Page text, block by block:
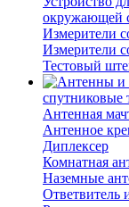
окружающей
Измерители
Измерители
Тестовый
спутниковые
Антенная
Антенное
Диплексер
Комнатная
Наземные
Ответвитель